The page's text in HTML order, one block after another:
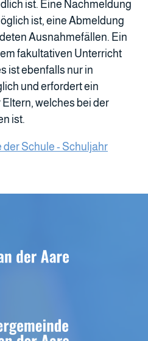
ist. Eine Nachmeldung
ist, eine Abmeldung
Ausnahmefällen. Ein
fakultativen Unterricht
ist ebenfalls nur in
und erfordert ein
welches bei der
ist.
Schule - Schuljahr